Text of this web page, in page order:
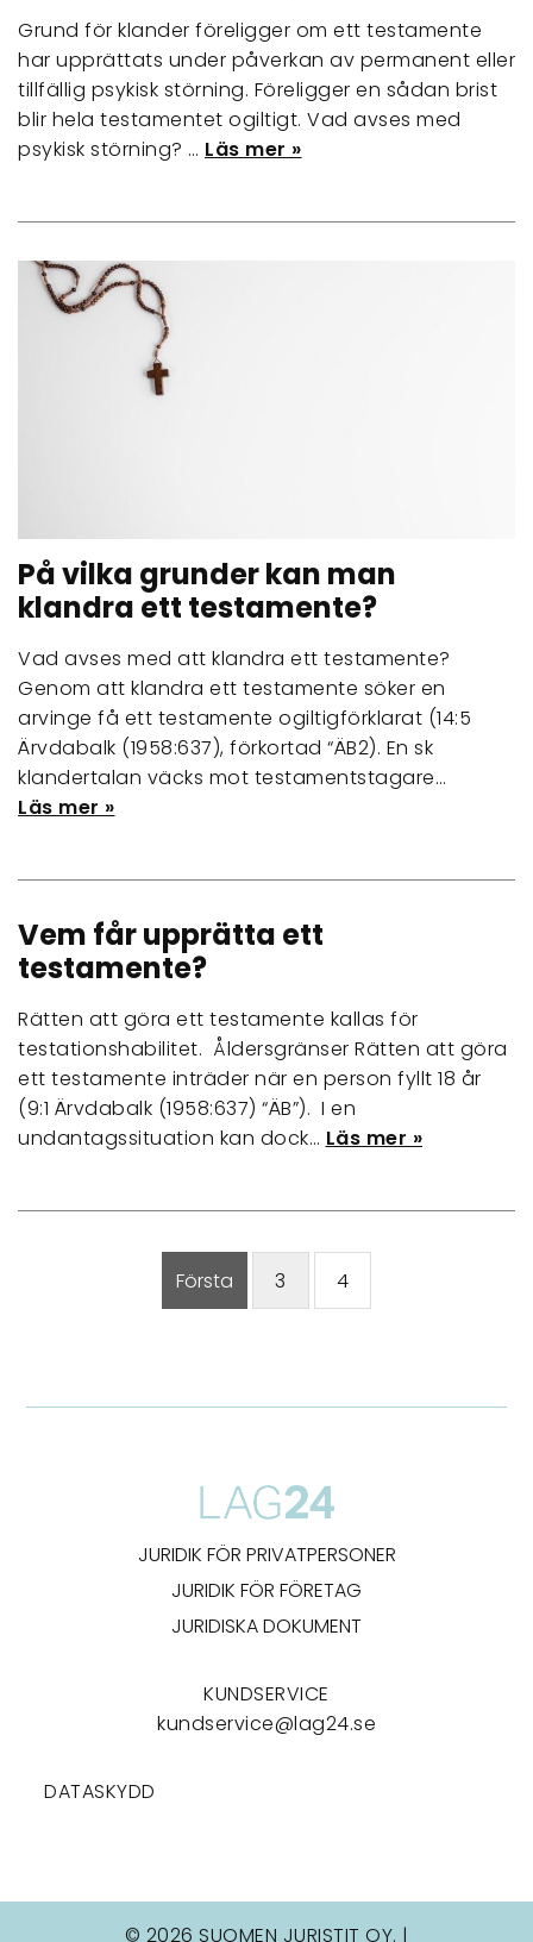
Grund för klander föreligger om ett testamente
har upprättats under påverkan av permanent eller
tillfällig psykisk störning. Föreligger en sådan brist
blir hela testamentet ogiltigt. Vad avses med
psykisk störning? … Läs mer »
På vilka grunder kan man
klandra ett testamente?
Vad avses med att klandra ett testamente?
Genom att klandra ett testamente söker en
arvinge få ett testamente ogiltigförklarat (14:5
Ärvdabalk (1958:637), förkortad “ÄB2). En sk
klandertalan väcks mot testamentstagare…
Läs mer »
Vem får upprätta ett
testamente?
Rätten att göra ett testamente kallas för
testationshabilitet. Åldersgränser Rätten att göra
ett testamente inträder när en person fyllt 18 år
(9:1 Ärvdabalk (1958:637) “ÄB”). I en
undantagssituation kan dock… Läs mer »
Första 3 4
JURIDIK FÖR PRIVATPERSONER
JURIDIK FÖR FÖRETAG
JURIDISKA DOKUMENT
KUNDSERVICE
kundservice@lag24.se
DATASKYDD
© 2026 SUOMEN JURISTIT OY. |